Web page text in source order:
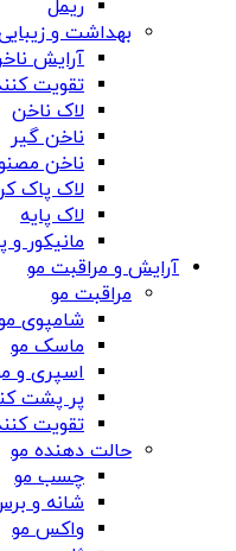
ریمل
بهداشت و
آرایش
تقویت
لاک ناخن
ناخن گیر
ناخن
لاک پاک
لاک پایه
مانیکور و
آرایش و مراقبت مو
مراقبت مو
شامپوی
ماسک مو
اسپری و
پر پشت
تقویت
حالت دهنده مو
چسب مو
شانه‌ و
واکس مو